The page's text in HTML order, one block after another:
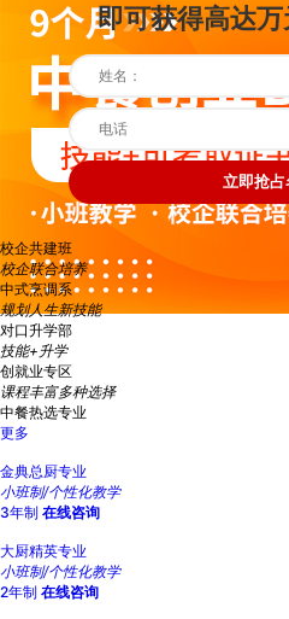
即可获得高达万
立即抢占
校企共建班
校企联合培养
中式烹调系
规划人生新技能
对口升学部
技能+升学
创就业专区
课程丰富多种选择
中餐热选专业
更多
金典总厨专业
小班制/个性化教学
3年制 在线咨询
大厨精英专业
小班制/个性化教学
2年制 在线咨询